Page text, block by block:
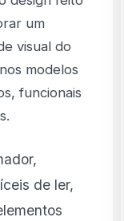
um
visual do
modelos
funcionais
de ler,